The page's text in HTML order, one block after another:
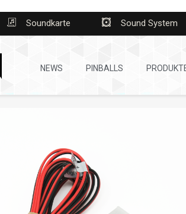
Soundkarte Sound System
NEWS PINBALLS